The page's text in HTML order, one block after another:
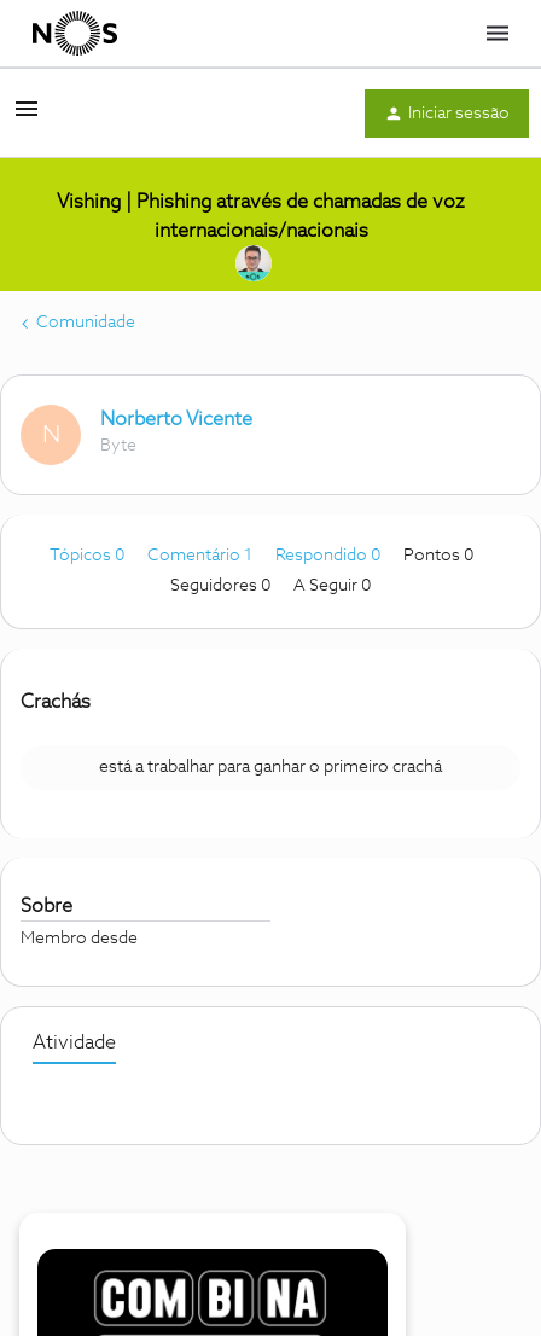
Menu
Iniciar sessão
Vishing | Phishing através de chamadas de voz
internacionais/nacionais
Comunidade
N
Norberto Vicente
Byte
Tópicos 0 Comentário 1 Respondido 0
Pontos 0
Seguidores 0 A Seguir 0
Crachás
está a trabalhar para ganhar o primeiro crachá
Sobre
Membro desde
Atividade